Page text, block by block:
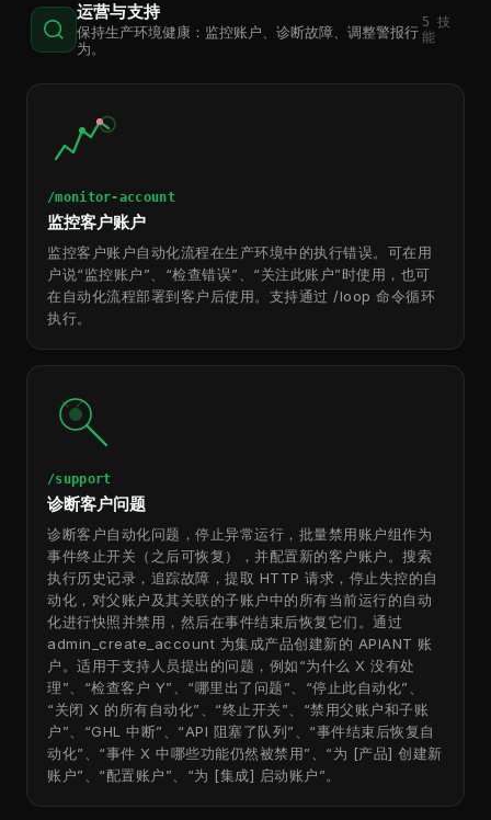
运营与支持
保持生产环境健康：监控账户、诊断故障、调整警报行
为。
5 技
能
/monitor-account
监控客户账户
监控客户账户自动化流程在生产环境中的执行错误。可在用
户说“监控账户”、“检查错误”、“关注此账户”时使用，也可
在自动化流程部署到客户后使用。支持通过 /loop 命令循环
执行。
/support
诊断客户问题
诊断客户自动化问题，停止异常运行，批量禁用账户组作为
事件终止开关（之后可恢复），并配置新的客户账户。搜索
执行历史记录，追踪故障，提取 HTTP 请求，停止失控的自
动化，对父账户及其关联的子账户中的所有当前运行的自动
化进行快照并禁用，然后在事件结束后恢复它们。通过
admin_create_account 为集成产品创建新的 APIANT 账
户。适用于支持人员提出的问题，例如“为什么 X 没有处
理”、“检查客户 Y”、“哪里出了问题”、“停止此自动化”、
“关闭 X 的所有自动化”、“终止开关”、“禁用父账户和子账
户”、“GHL 中断”、“API 阻塞了队列”、“事件结束后恢复自
动化”、“事件 X 中哪些功能仍然被禁用”、“为 [产品] 创建新
账户”、“配置账户”、“为 [集成] 启动账户”。